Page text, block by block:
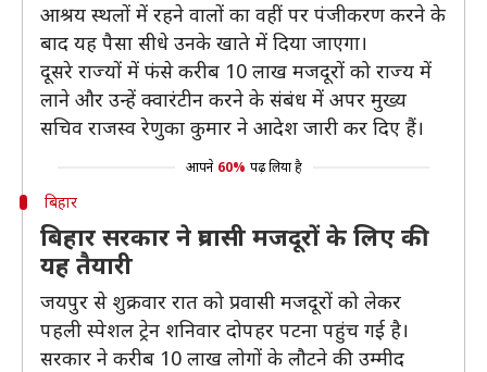
आश्रय स्थलों में रहने वालों का वहीं पर पंजीकरण करने के
बाद यह पैसा सीधे उनके खाते में दिया जाएगा।
दूसरे राज्यों में फंसे करीब 10 लाख मजदूरों को राज्य में
लाने और उन्हें क्वारंटीन करने के संबंध में अपर मुख्य
सचिव राजस्व रेणुका कुमार ने आदेश जारी कर दिए हैं।
आपने 60% पढ़ लिया है
बिहार
बिहार सरकार ने प्रवासी मजदूरों के लिए की
यह तैयारी
जयपुर से शुक्रवार रात को प्रवासी मजदूरों को लेकर
पहली स्पेशल ट्रेन शनिवार दोपहर पटना पहुंच गई है।
सरकार ने करीब 10 लाख लोगों के लौटने की उम्मीद